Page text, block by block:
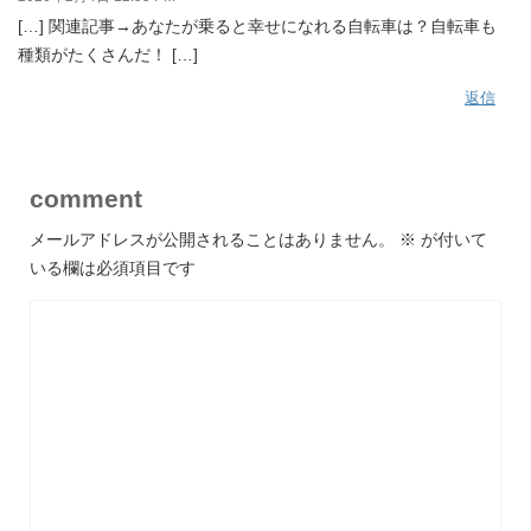
[…] 関連記事→あなたが乗ると幸せになれる自転車は？自転車も
種類がたくさんだ！ […]
返信
comment
メールアドレスが公開されることはありません。 ※ が付いて
いる欄は必須項目です